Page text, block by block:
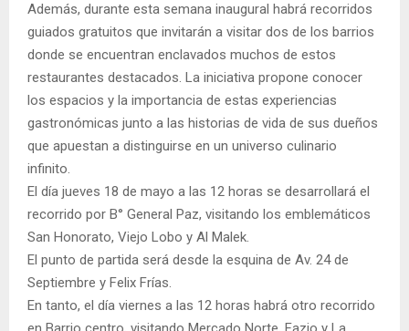
Además, durante esta semana inaugural habrá recorridos
guiados gratuitos que invitarán a visitar dos de los barrios
donde se encuentran enclavados muchos de estos
restaurantes destacados. La iniciativa propone conocer
los espacios y la importancia de estas experiencias
gastronómicas junto a las historias de vida de sus dueños
que apuestan a distinguirse en un universo culinario
infinito.
El día jueves 18 de mayo a las 12 horas se desarrollará el
recorrido por B° General Paz, visitando los emblemáticos
San Honorato, Viejo Lobo y Al Malek.
El punto de partida será desde la esquina de Av. 24 de
Septiembre y Felix Frías.
En tanto, el día viernes a las 12 horas habrá otro recorrido